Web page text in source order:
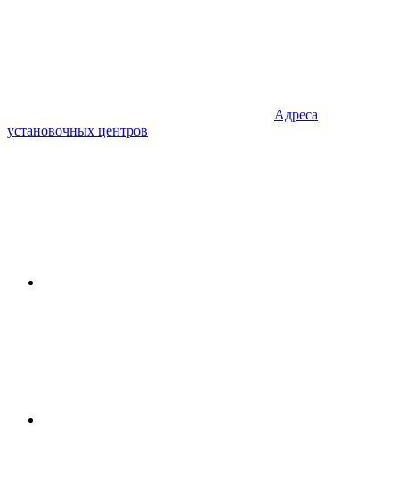
Адреса
установочных центров